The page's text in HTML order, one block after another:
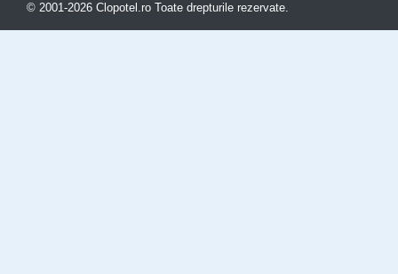
© 2001-2026 Clopotel.ro Toate drepturile rezervate.